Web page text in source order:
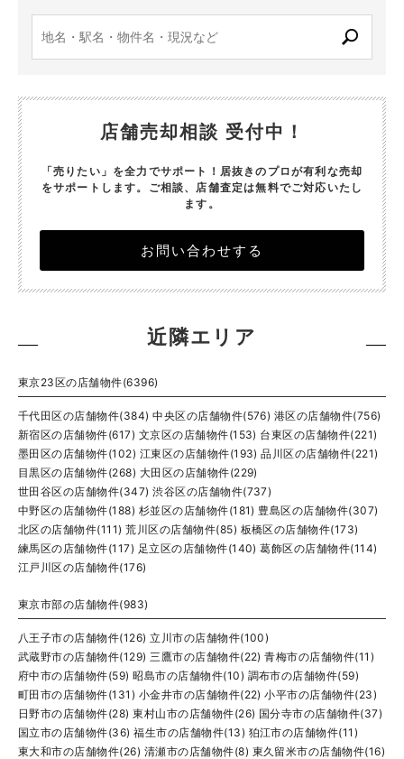
店舗売却相談 受付中！
「売りたい」を全力でサポート！居抜きのプロが有利な売却
をサポートします。 ご相談、店舗査定は無料でご対応いたし
ます。
お問い合わせする
近隣エリア
東京23区の店舗物件(6396)
千代田区の店舗物件(384) 中央区の店舗物件(576) 港区の店舗物件(756)
新宿区の店舗物件(617) 文京区の店舗物件(153) 台東区の店舗物件(221)
墨田区の店舗物件(102) 江東区の店舗物件(193) 品川区の店舗物件(221)
目黒区の店舗物件(268) 大田区の店舗物件(229)
世田谷区の店舗物件(347) 渋谷区の店舗物件(737)
中野区の店舗物件(188) 杉並区の店舗物件(181) 豊島区の店舗物件(307)
北区の店舗物件(111) 荒川区の店舗物件(85) 板橋区の店舗物件(173)
練馬区の店舗物件(117) 足立区の店舗物件(140) 葛飾区の店舗物件(114)
江戸川区の店舗物件(176)
東京市部の店舗物件(983)
八王子市の店舗物件(126) 立川市の店舗物件(100)
武蔵野市の店舗物件(129) 三鷹市の店舗物件(22) 青梅市の店舗物件(11)
府中市の店舗物件(59) 昭島市の店舗物件(10) 調布市の店舗物件(59)
町田市の店舗物件(131) 小金井市の店舗物件(22) 小平市の店舗物件(23)
日野市の店舗物件(28) 東村山市の店舗物件(26) 国分寺市の店舗物件(37)
国立市の店舗物件(36) 福生市の店舗物件(13) 狛江市の店舗物件(11)
東大和市の店舗物件(26) 清瀬市の店舗物件(8) 東久留米市の店舗物件(16)